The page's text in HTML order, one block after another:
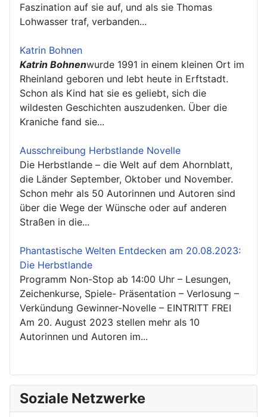
Soziale Netzwerke
Faszination auf sie auf, und als sie Thomas
Lohwasser traf, verbanden...
Katrin Bohnen
Katrin Bohnenwurde 1991 in einem kleinen Ort im
Rheinland geboren und lebt heute in Erftstadt.
Schon als Kind hat sie es geliebt, sich die
wildesten Geschichten auszudenken. Über die
Kraniche fand sie...
Ausschreibung Herbstlande Novelle
Die Herbstlande – die Welt auf dem Ahornblatt,
die Länder September, Oktober und November.
Schon mehr als 50 Autorinnen und Autoren sind
über die Wege der Wünsche oder auf anderen
Straßen in die...
Phantastische Welten Entdecken am 20.08.2023:
Die Herbstlande
Programm Non-Stop ab 14:00 Uhr – Lesungen,
Zeichenkurse, Spiele- Präsentation – Verlosung –
Verkündung Gewinner-Novelle – EINTRITT FREI
Am 20. August 2023 stellen mehr als 10
Autorinnen und Autoren im...